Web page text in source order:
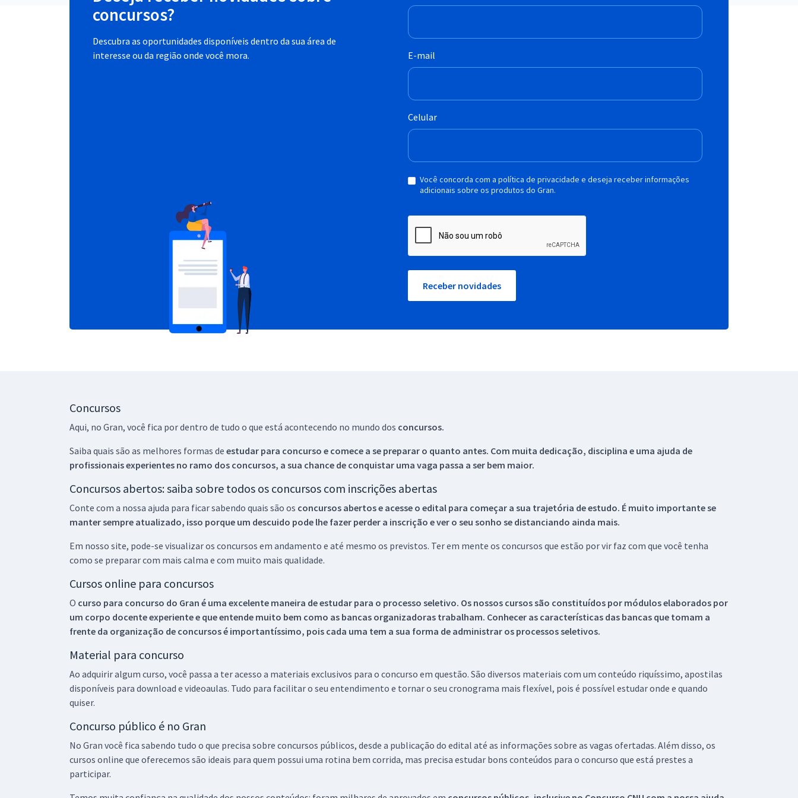
concursos?
Descubra as oportunidades disponíveis dentro da sua área de
interesse ou da região onde você mora.
E-mail
Celular
Você concorda com a política de privacidade e deseja receber informações
adicionais sobre os produtos do Gran.
Receber novidades
Concursos
Aqui, no Gran, você fica por dentro de tudo o que está acontecendo no mundo dos concursos.
Saiba quais são as melhores formas de estudar para concurso e comece a se preparar o quanto antes. Com muita dedicação, disciplina e uma ajuda de
profissionais experientes no ramo dos concursos, a sua chance de conquistar uma vaga passa a ser bem maior.
Concursos abertos: saiba sobre todos os concursos com inscrições abertas
Conte com a nossa ajuda para ficar sabendo quais são os concursos abertos e acesse o edital para começar a sua trajetória de estudo. É muito importante se
manter sempre atualizado, isso porque um descuido pode lhe fazer perder a inscrição e ver o seu sonho se distanciando ainda mais.
Em nosso site, pode-se visualizar os concursos em andamento e até mesmo os previstos. Ter em mente os concursos que estão por vir faz com que você tenha
como se preparar com mais calma e com muito mais qualidade.
Cursos online para concursos
O curso para concurso do Gran é uma excelente maneira de estudar para o processo seletivo. Os nossos cursos são constituídos por módulos elaborados por
um corpo docente experiente e que entende muito bem como as bancas organizadoras trabalham. Conhecer as características das bancas que tomam a
frente da organização de concursos é importantíssimo, pois cada uma tem a sua forma de administrar os processos seletivos.
Material para concurso
Ao adquirir algum curso, você passa a ter acesso a materiais exclusivos para o concurso em questão. São diversos materiais com um conteúdo riquíssimo, apostilas
disponíveis para download e videoaulas. Tudo para facilitar o seu entendimento e tornar o seu cronograma mais flexível, pois é possível estudar onde e quando
quiser.
Concurso público é no Gran
No Gran você fica sabendo tudo o que precisa sobre concursos públicos, desde a publicação do edital até as informações sobre as vagas ofertadas. Além disso, os
cursos online que oferecemos são ideais para quem possui uma rotina bem corrida, mas precisa estudar bons conteúdos para o concurso que está prestes a
participar.